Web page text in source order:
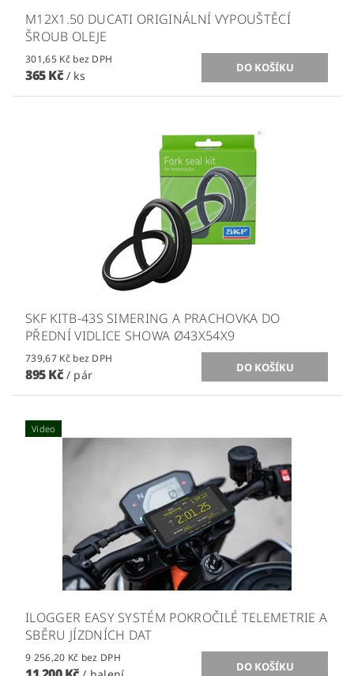
M12X1.50 DUCATI ORIGINÁLNÍ VYPOUŠTĚCÍ
ŠROUB OLEJE
301,65 Kč bez DPH
365 Kč / ks
SKF KITB-43S SIMERING A PRACHOVKA DO
PŘEDNÍ VIDLICE SHOWA Ø43X54X9
739,67 Kč bez DPH
895 Kč / pár
Video
ILOGGER EASY SYSTÉM POKROČILÉ TELEMETRIE A
SBĚRU JÍZDNÍCH DAT
9 256,20 Kč bez DPH